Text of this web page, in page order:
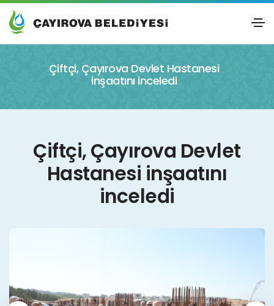
Çiftçi, Çayırova Devlet Hastanesi
inşaatını inceledi
Çiftçi, Çayırova Devlet
Hastanesi inşaatını
inceledi